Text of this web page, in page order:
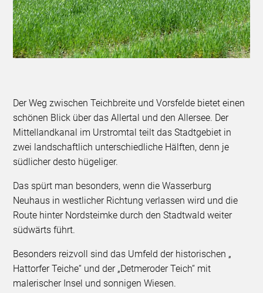
Der Weg zwischen Teichbreite und Vorsfelde bietet einen
schönen Blick über das Allertal und den Allersee. Der
Mittellandkanal im Urstromtal teilt das Stadtgebiet in
zwei landschaftlich unterschiedliche Hälften, denn je
südlicher desto hügeliger.
Das spürt man besonders, wenn die Wasserburg
Neuhaus in westlicher Richtung verlassen wird und die
Route hinter Nordsteimke durch den Stadtwald weiter
südwärts führt.
Besonders reizvoll sind das Umfeld der historischen „
Hattorfer Teiche“ und der „Detmeroder Teich“ mit
malerischer Insel und sonnigen Wiesen.